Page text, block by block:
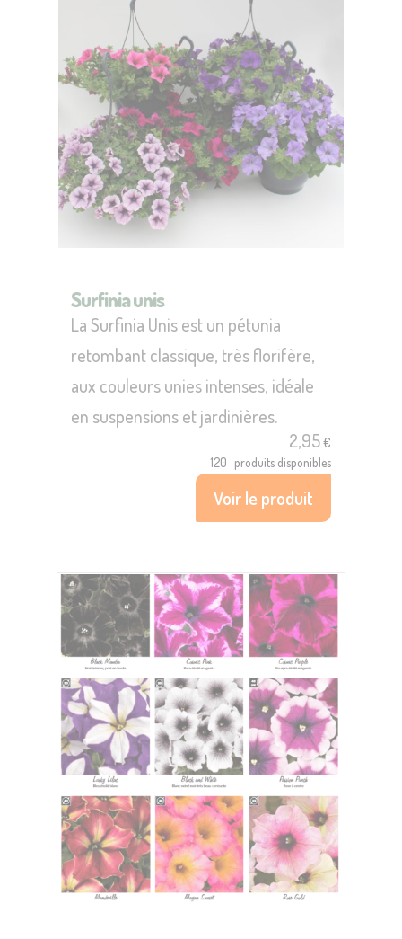
Surfinia unis
La Surfinia Unis est un pétunia
retombant classique, très florifère,
aux couleurs unies intenses, idéale
en suspensions et jardinières.
2,95€
120 produits disponibles
Voir le produit